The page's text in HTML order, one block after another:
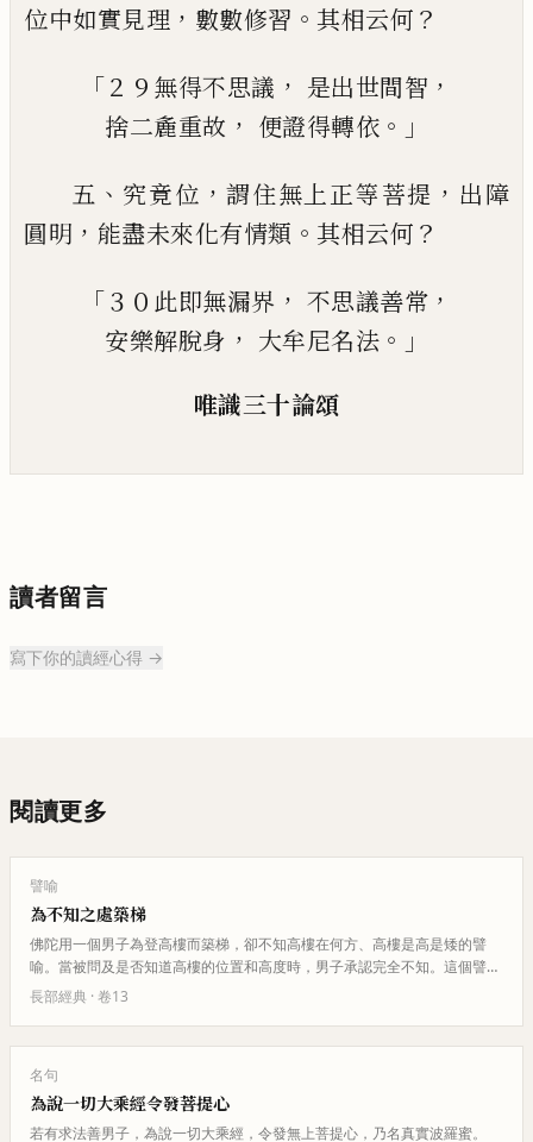
位中如實見理 ， 數數修習 。 其相云何 ？
「２９ 無得不思議 ， 是出世間智 ，
捨二麁重故 ， 便證得轉依 。」
五 、 究竟位 ，謂住無上正等菩提 ， 出障
圓明 ， 能盡未來化有情類 。 其相云何 ？
「３０此即無漏界 ， 不思議善常 ，
安樂解脫身 ， 大牟尼名法 。」
唯識三十論頌
讀者留言
寫下你的讀經心得 →
閱讀更多
譬喻
為不知之處築梯
佛陀用一個男子為登高樓而築梯，卻不知高樓在何方、高樓是高是矮的譬
喻。當被問及是否知道高樓的位置和高度時，男子承認完全不知。這個譬喻
用來比喻婆羅門教導與梵天合一之…
長部經典 · 卷13
名句
為說一切大乘經令發菩提心
若有求法善男子，為說一切大乘經，令發無上菩提心，乃名真實波羅蜜。